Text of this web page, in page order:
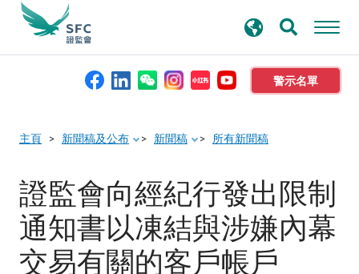
警示名單
本會簡介
監管職能
規則及標準
尋
主頁 新聞稿及公布 新聞稿 所有新聞稿
證監會向經紀行發出限制
通知書以凍結與涉嫌內幕
交易有關的客戶帳戶